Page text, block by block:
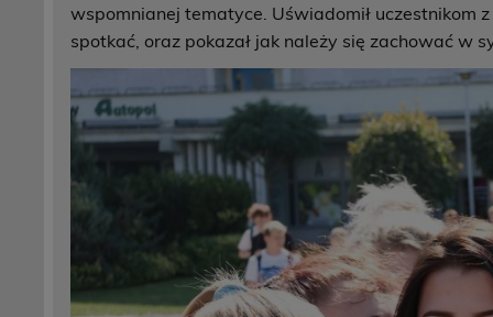
wspomnianej tematyce. Uświadomił uczestnikom
spotkać, oraz pokazał jak należy się zachować w